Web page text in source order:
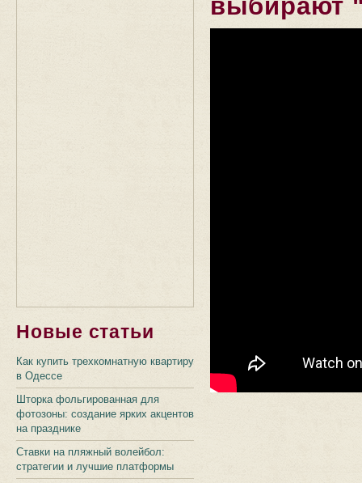
Новые статьи
Как купить трехкомнатную квартиру
в Одессе
Шторка фольгированная для
фотозоны: создание ярких акцентов
на празднике
Ставки на пляжный волейбол:
стратегии и лучшие платформы
выбирают